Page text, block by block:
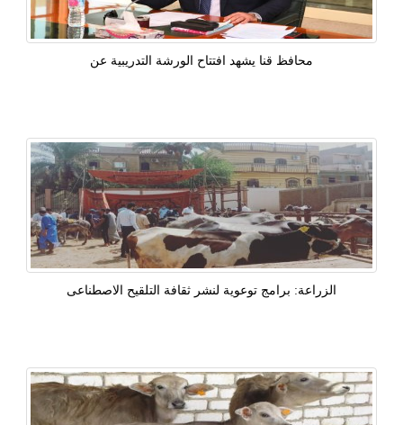
محافظ قنا يشهد افتتاح الورشة التدريبية عن
الزراعة: برامج توعوية لنشر ثقافة التلقيح الاصطناعى